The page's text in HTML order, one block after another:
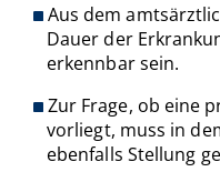
Aus dem
Dauer der
erkennbar sein.
Zur Frage, ob eine
vorliegt, muss in
ebenfalls Stellung